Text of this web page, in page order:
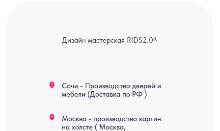
Возврат
Картины
Отделка Блог
А еще мы делаем
изделия на заказ
Оплата